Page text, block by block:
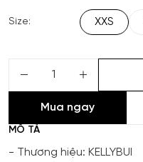
Size: XXS
Mua ngay
MÔ TẢ
- Thương hiệu: KELLYBUI